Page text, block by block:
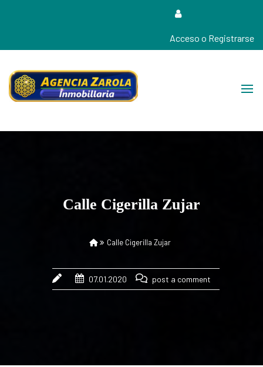
Acceso o Registrarse
Calle Cigerilla Zujar
Calle Cigerilla Zujar
07.01.2020 post a comment